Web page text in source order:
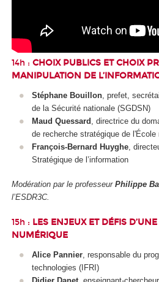
14h : CHOIX PUBLICS ET CHOIX
MANIPULATION DE
Stéphane Bouillon, prefet,
de la Sécurité nationale (SGDSN)
Maud Quessard , directrice du
de recherche stratégique de
François-Bernard Huyghe,
Stratégique de l’information
Modération par le professeur Philippe
l’ESDR3C.
15h : LES ENJEUX ET DÉFIS
NUMÉRIQUE
Alice Pannier, responsable du
technologies (IFRI)